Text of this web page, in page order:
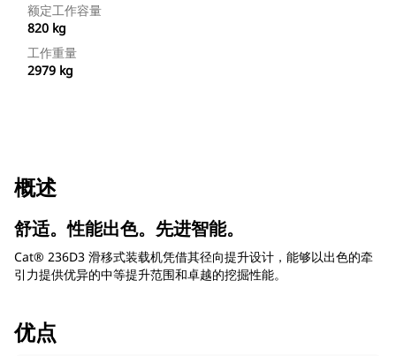
额定工作容量
820 kg
工作重量
2979 kg
概述
舒适。性能出色。先进智能。
Cat® 236D3 滑移式装载机凭借其径向提升设计，能够以出色的牵
引力提供优异的中等提升范围和卓越的挖掘性能。
优点